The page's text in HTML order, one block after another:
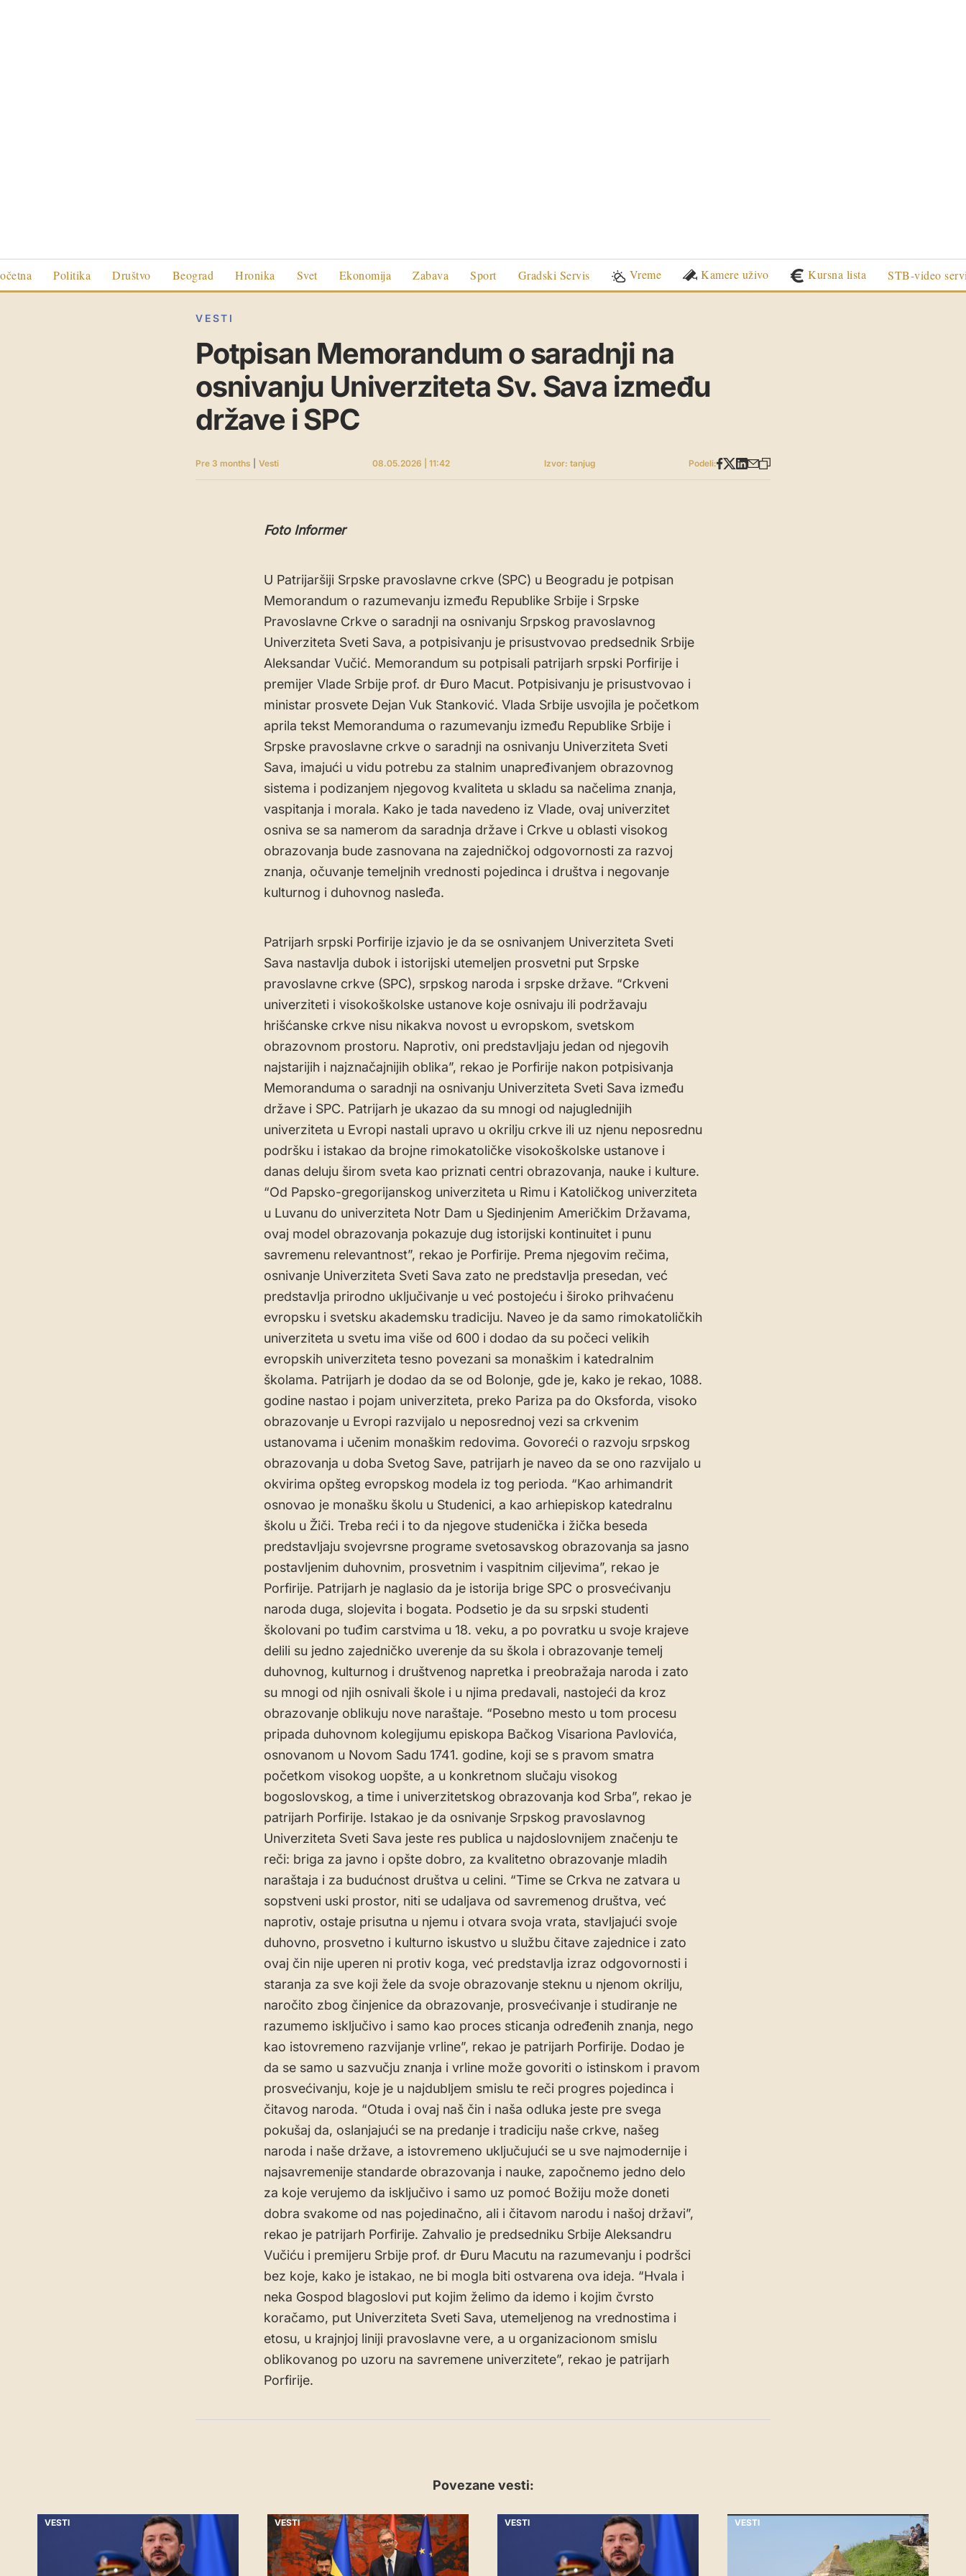
Politika Društvo Beograd Hronika Svet Ekonomija Zabava Sport Gradski Servis Vreme Kamere uživo Kursna lista STB-video
VESTI
Potpisan Memorandum o saradnji na
osnivanju Univerziteta Sv. Sava između
države i SPC
Pre 3 months Vesti 08.05.2026 | 11:42 Izvor: tanjug Podeli:
Foto Informer
U Patrijaršiji Srpske pravoslavne crkve (SPC) u Beogradu je potpisan
Memorandum o razumevanju između Republike Srbije i Srpske
Pravoslavne Crkve o saradnji na osnivanju Srpskog pravoslavnog
Univerziteta Sveti Sava, a potpisivanju je prisustvovao predsednik Srbije
Aleksandar Vučić. Memorandum su potpisali patrijarh srpski Porfirije i
premijer Vlade Srbije prof. dr Đuro Macut. Potpisivanju je prisustvovao i
ministar prosvete Dejan Vuk Stanković. Vlada Srbije usvojila je početkom
aprila tekst Memoranduma o razumevanju između Republike Srbije i
Srpske pravoslavne crkve o saradnji na osnivanju Univerziteta Sveti
Sava, imajući u vidu potrebu za stalnim unapređivanjem obrazovnog
sistema i podizanjem njegovog kvaliteta u skladu sa načelima znanja,
vaspitanja i morala. Kako je tada navedeno iz Vlade, ovaj univerzitet
osniva se sa namerom da saradnja države i Crkve u oblasti visokog
obrazovanja bude zasnovana na zajedničkoj odgovornosti za razvoj
znanja, očuvanje temeljnih vrednosti pojedinca i društva i negovanje
kulturnog i duhovnog nasleđa.
Patrijarh srpski Porfirije izjavio je da se osnivanjem Univerziteta Sveti
Sava nastavlja dubok i istorijski utemeljen prosvetni put Srpske
pravoslavne crkve (SPC), srpskog naroda i srpske države. “Crkveni
univerziteti i visokoškolske ustanove koje osnivaju ili podržavaju
hrišćanske crkve nisu nikakva novost u evropskom, svetskom
obrazovnom prostoru. Naprotiv, oni predstavljaju jedan od njegovih
najstarijih i najznačajnijih oblika”, rekao je Porfirije nakon potpisivanja
Memoranduma o saradnji na osnivanju Univerziteta Sveti Sava između
države i SPC. Patrijarh je ukazao da su mnogi od najuglednijih
univerziteta u Evropi nastali upravo u okrilju crkve ili uz njenu neposrednu
podršku i istakao da brojne rimokatoličke visokoškolske ustanove i
danas deluju širom sveta kao priznati centri obrazovanja, nauke i kulture.
“Od Papsko-gregorijanskog univerziteta u Rimu i Katoličkog univerziteta
u Luvanu do univerziteta Notr Dam u Sjedinjenim Američkim Državama,
ovaj model obrazovanja pokazuje dug istorijski kontinuitet i punu
savremenu relevantnost”, rekao je Porfirije. Prema njegovim rečima,
osnivanje Univerziteta Sveti Sava zato ne predstavlja presedan, već
predstavlja prirodno uključivanje u već postojeću i široko prihvaćenu
evropsku i svetsku akademsku tradiciju. Naveo je da samo rimokatoličkih
univerziteta u svetu ima više od 600 i dodao da su počeci velikih
evropskih univerziteta tesno povezani sa monaškim i katedralnim
školama. Patrijarh je dodao da se od Bolonje, gde je, kako je rekao, 1088.
godine nastao i pojam univerziteta, preko Pariza pa do Oksforda, visoko
obrazovanje u Evropi razvijalo u neposrednoj vezi sa crkvenim
ustanovama i učenim monaškim redovima. Govoreći o razvoju srpskog
obrazovanja u doba Svetog Save, patrijarh je naveo da se ono razvijalo u
okvirima opšteg evropskog modela iz tog perioda. “Kao arhimandrit
osnovao je monašku školu u Studenici, a kao arhiepiskop katedralnu
školu u Žiči. Treba reći i to da njegove studenička i žička beseda
predstavljaju svojevrsne programe svetosavskog obrazovanja sa jasno
postavljenim duhovnim, prosvetnim i vaspitnim ciljevima”, rekao je
Porfirije. Patrijarh je naglasio da je istorija brige SPC o prosvećivanju
naroda duga, slojevita i bogata. Podsetio je da su srpski studenti
školovani po tuđim carstvima u 18. veku, a po povratku u svoje krajeve
delili su jedno zajedničko uverenje da su škola i obrazovanje temelj
duhovnog, kulturnog i društvenog napretka i preobražaja naroda i zato
su mnogi od njih osnivali škole i u njima predavali, nastojeći da kroz
obrazovanje oblikuju nove naraštaje. “Posebno mesto u tom procesu
pripada duhovnom kolegijumu episkopa Bačkog Visariona Pavlovića,
osnovanom u Novom Sadu 1741. godine, koji se s pravom smatra
početkom visokog uopšte, a u konkretnom slučaju visokog
bogoslovskog, a time i univerzitetskog obrazovanja kod Srba”, rekao je
patrijarh Porfirije. Istakao je da osnivanje Srpskog pravoslavnog
Univerziteta Sveti Sava jeste res publica u najdoslovnijem značenju te
reči: briga za javno i opšte dobro, za kvalitetno obrazovanje mladih
naraštaja i za budućnost društva u celini. “Time se Crkva ne zatvara u
sopstveni uski prostor, niti se udaljava od savremenog društva, već
naprotiv, ostaje prisutna u njemu i otvara svoja vrata, stavljajući svoje
duhovno, prosvetno i kulturno iskustvo u službu čitave zajednice i zato
ovaj čin nije uperen ni protiv koga, već predstavlja izraz odgovornosti i
staranja za sve koji žele da svoje obrazovanje steknu u njenom okrilju,
naročito zbog činjenice da obrazovanje, prosvećivanje i studiranje ne
razumemo isključivo i samo kao proces sticanja određenih znanja, nego
kao istovremeno razvijanje vrline”, rekao je patrijarh Porfirije. Dodao je
da se samo u sazvučju znanja i vrline može govoriti o istinskom i pravom
prosvećivanju, koje je u najdubljem smislu te reči progres pojedinca i
čitavog naroda. “Otuda i ovaj naš čin i naša odluka jeste pre svega
pokušaj da, oslanjajući se na predanje i tradiciju naše crkve, našeg
naroda i naše države, a istovremeno uključujući se u sve najmodernije i
najsavremenije standarde obrazovanja i nauke, započnemo jedno delo
za koje verujemo da isključivo i samo uz pomoć Božiju može doneti
dobra svakome od nas pojedinačno, ali i čitavom narodu i našoj državi”,
rekao je patrijarh Porfirije. Zahvalio je predsedniku Srbije Aleksandru
Vučiću i premijeru Srbije prof. dr Đuru Macutu na razumevanju i podršci
bez koje, kako je istakao, ne bi mogla biti ostvarena ova ideja. “Hvala i
neka Gospod blagoslovi put kojim želimo da idemo i kojim čvrsto
koračamo, put Univerziteta Sveti Sava, utemeljenog na vrednostima i
etosu, u krajnjoj liniji pravoslavne vere, a u organizacionom smislu
oblikovanog po uzoru na savremene univerzitete”, rekao je patrijarh
Porfirije.
Povezane vesti:
VESTI VESTI VESTI VESTI